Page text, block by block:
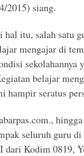
2015) siang.
hal itu, salah satu
mengajar di
sekolahannya
belajar
hampir seratus
seluruh guru
dari Kodim 0819,